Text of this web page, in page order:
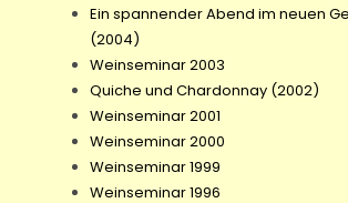
Ein spannender Abend im neuen
(2004)
Weinseminar 2003
Quiche und Chardonnay (2002)
Weinseminar 2001
Weinseminar 2000
Weinseminar 1999
Weinseminar 1996